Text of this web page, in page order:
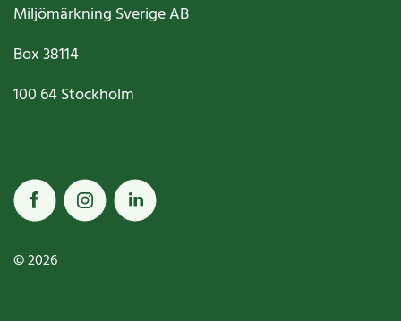
Miljömärkning Sverige AB
Box38114
100 64Stockholm
© 2026